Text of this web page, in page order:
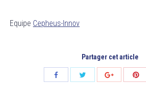
Equipe Cepheus-Innov
Partager cet article